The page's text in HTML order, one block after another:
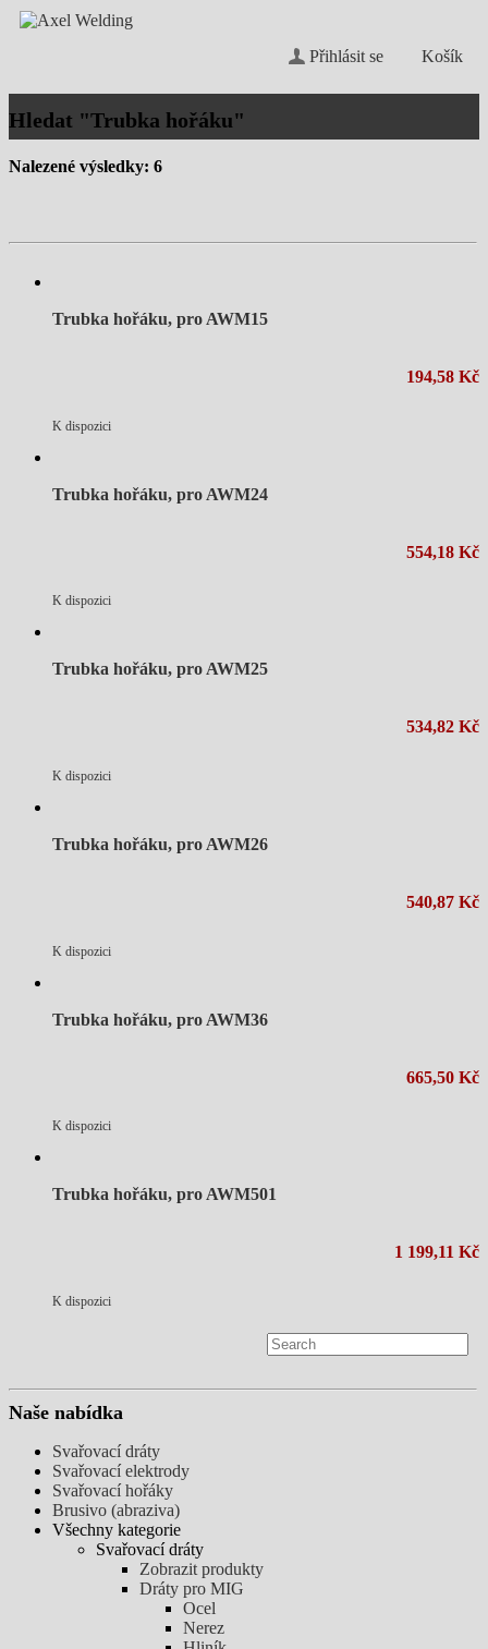
Košík
Přihlásit se
Hledat "Trubka hořáku"
Nalezené výsledky: 6
Trubka hořáku, pro AWM15
194,58 Kč
K dispozici
Trubka hořáku, pro AWM24
554,18 Kč
K dispozici
Trubka hořáku, pro AWM25
534,82 Kč
K dispozici
Trubka hořáku, pro AWM26
540,87 Kč
K dispozici
Trubka hořáku, pro AWM36
665,50 Kč
K dispozici
Trubka hořáku, pro AWM501
1 199,11 Kč
K dispozici
Naše nabídka
Svařovací dráty
Svařovací elektrody
Svařovací hořáky
Brusivo (abraziva)
Všechny kategorie
Svařovací dráty
Zobrazit produkty
Dráty pro MIG
Ocel
Nerez